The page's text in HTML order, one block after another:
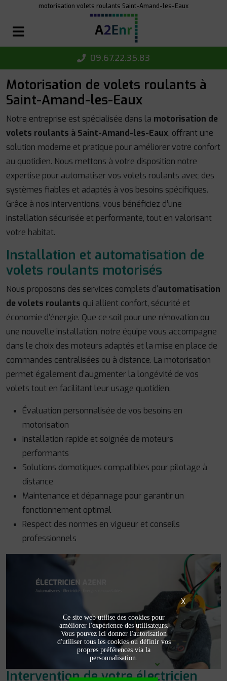
motorisation volets roulants Saint-Amand-les-Eaux
09.67.22.35.83
Motorisation de volets roulants à
Saint-Amand-les-Eaux
Notre entreprise est spécialisée dans la motorisation de
volets roulants à Saint-Amand-les-Eaux, offrant une
solution moderne et pratique pour améliorer votre confort
au quotidien. Nous mettons à votre disposition notre
expertise pour automatiser vos volets roulants avec des
systèmes fiables et adaptés à vos besoins spécifiques.
Grâce à nos interventions, vous bénéficiez d’une
installation sécurisée et performante, tout en valorisant
votre habitat.
Installation et automatisation de
volets roulants motorisés
Nous proposons des services complets d'automatisation
de volets roulants qui allient confort, sécurité et
économie d’énergie. Que ce soit pour une rénovation ou
une nouvelle installation, notre équipe vous accompagne
dans le choix des moteurs adaptés et la mise en place de
commandes centralisées ou à distance. La motorisation
permet également d’augmenter la longévité de vos
volets tout en facilitant leur usage quotidien.
Évaluation personnalisée de vos besoins en
motorisation
Installation rapide et soignée de moteurs
performants
Solutions domotiques compatibles pour pilotage à
distance
Maintenance et dépannage pour garantir un
fonctionnement optimal
Respect des normes en vigueur et conseils
professionnels
Intervention de votre électricien
Panneau de gestion des cookies
X
Ce site web utilise des cookies pour
améliorer l'expérience des utilisateurs.
Vous pouvez ici donner l'autorisation
d'utiliser tous les cookies ou définir vos
propres préférences via la
personnalisation.